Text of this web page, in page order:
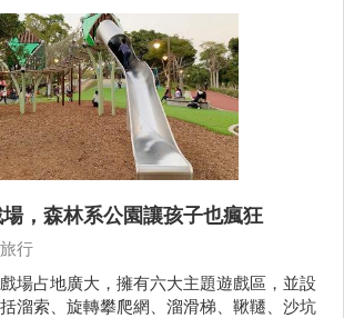
，森林系公園讓孩子也瘋狂
行
場占地廣大，擁有六大主題遊戲區，並設
溜索、旋轉攀爬網、溜滑梯、鞦韆、沙坑